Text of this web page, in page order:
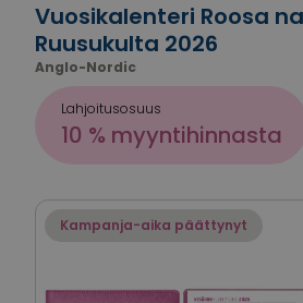
Vuosikalenteri Roosa
Ruusukulta 2026
Anglo-Nordic
Lahjoitusosuus
10 % myyntihinnasta
Kampanja-aika päättynyt